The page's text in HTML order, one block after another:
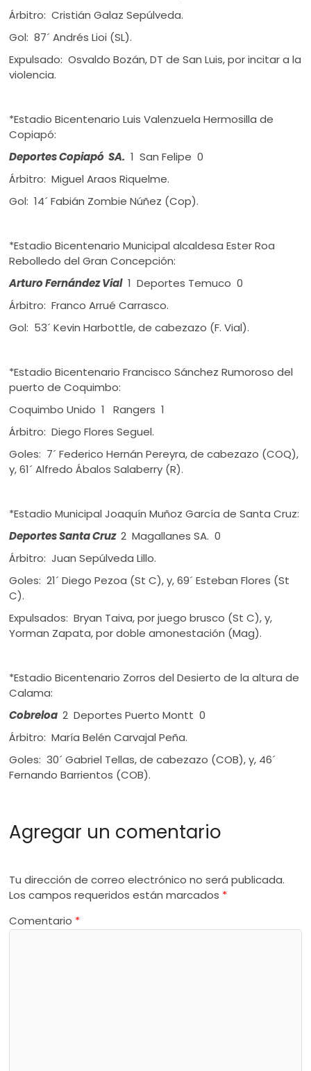
Árbitro: Cristián Galaz Sepúlveda.
Gol: 87´ Andrés Lioi (SL).
Expulsado: Osvaldo Bozán, DT de San Luis, por incitar a la
violencia.
*Estadio Bicentenario Luis Valenzuela Hermosilla de
Copiapó:
Deportes Copiapó SA. 1 San Felipe 0
Árbitro: Miguel Araos Riquelme.
Gol: 14´ Fabián Zombie Núñez (Cop).
*Estadio Bicentenario Municipal alcaldesa Ester Roa
Rebolledo del Gran Concepción:
Arturo Fernández Vial1 Deportes Temuco 0
Árbitro: Franco Arrué Carrasco.
Gol: 53´ Kevin Harbottle, de cabezazo (F. Vial).
*Estadio Bicentenario Francisco Sánchez Rumoroso del
puerto de Coquimbo:
Coquimbo Unido 1 Rangers 1
Árbitro: Diego Flores Seguel.
Goles: 7´ Federico Hernán Pereyra, de cabezazo (COQ),
y, 61´ Alfredo Ábalos Salaberry (R).
*Estadio Municipal Joaquín Muñoz García de Santa Cruz:
Deportes Santa Cruz 2 Magallanes SA. 0
Árbitro: Juan Sepúlveda Lillo.
Goles: 21´ Diego Pezoa (St C), y, 69´ Esteban Flores (St
C).
Expulsados: Bryan Taiva, por juego brusco (St C), y,
Yorman Zapata, por doble amonestación (Mag).
*Estadio Bicentenario Zorros del Desierto de la altura de
Calama:
Cobreloa 2 Deportes Puerto Montt 0
Árbitro: María Belén Carvajal Peña.
Goles: 30´ Gabriel Tellas, de cabezazo (COB), y, 46´
Fernando Barrientos (COB).
Agregar un comentario
Tu dirección de correo electrónico no será publicada.
Los campos requeridos están marcados *
Comentario *